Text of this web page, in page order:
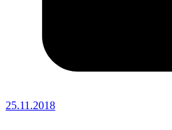
25.11.2018